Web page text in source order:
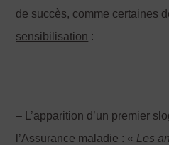
de succès, comme certaines
sensibilisation :
– L’apparition d’un premier
l’Assurance maladie : « Les